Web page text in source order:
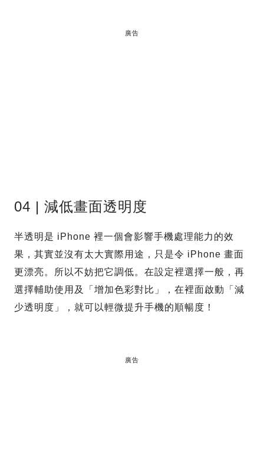
廣告
04 | 減低畫面透明度
半透明是 iPhone 裡一個會影響手機處理能力的效
果，其實並沒有太大實際用途，只是令 iPhone 畫面
更漂亮。所以不妨把它調低。在設定裡選擇一般，再
選擇輔助使用及「增加色彩對比」，在裡面啟動「減
少透明度」，就可以輕微提升手機的順暢度！
廣告